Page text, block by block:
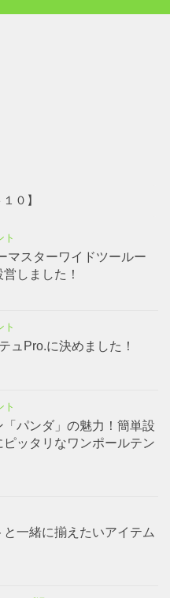
０】
ト
マスターワイドツールー
しました！
ト
ュPro.に決めました！
ト
パンダ」の魅力！簡単設
ッタリなワンポールテン
一緒に揃えたいアイテム